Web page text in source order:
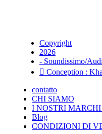
Copyright
2026
- Soundissimo/
Conception :
contatto
CHI SIAMO
I NOSTRI
Blog
CONDIZIONI DI